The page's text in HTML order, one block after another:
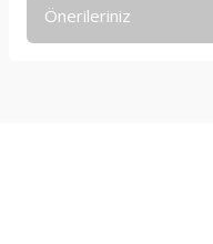
Önerileriniz